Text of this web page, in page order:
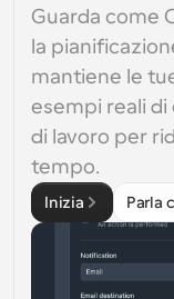
Guarda come
la
mantiene le
esempi reali di
di lavoro per
tempo.
Inizia Parla